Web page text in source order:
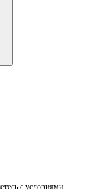
с условиями